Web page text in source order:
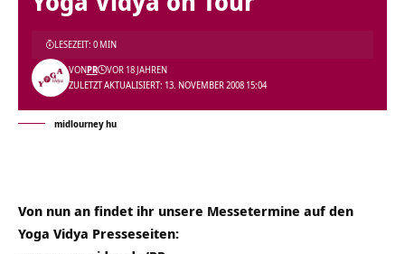
ZULETZT AKTUALISIERT: 13. NOVEMBER 2008 15:04
VONPR VOR 18 JAHREN
LESEZEIT: 0 MIN
midlourney hu
Von nun an findet ihr unsere Messetermine auf den
Yoga Vidya Presseseiten: